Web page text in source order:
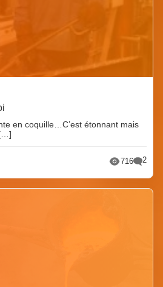
en coquille…C’est étonnant mais
716 2